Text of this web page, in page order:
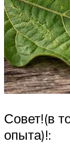
Совет!(в
опыта)!: